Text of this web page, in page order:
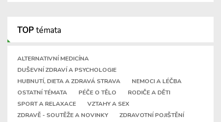
TOPtémata
ALTERNATIVNÍ MEDICÍNA
DUŠEVNÍ ZDRAVÍ A PSYCHOLOGIE
HUBNUTÍ, DIETA A ZDRAVÁ STRAVA
NEMOCI A LÉČBA
OSTATNÍ TÉMATA
PÉČE O TĚLO
RODIČE A DĚTI
SPORT A RELAXACE
VZTAHY A SEX
ZDRAVĚ - SOUTĚŽE A NOVINKY
ZDRAVOTNÍ POJIŠTĚNÍ